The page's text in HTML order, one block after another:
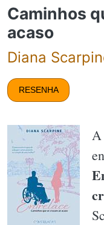
Caminhos
acaso
Diana
RESENHA
A